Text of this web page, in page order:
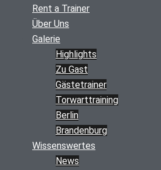
Rent a Trainer
Über Uns
Galerie
Highlights
Zu Gast
Gästetrainer
Torwarttraining
Berlin
Brandenburg
Wissenswertes
News